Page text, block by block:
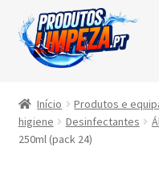
Produtos
Início
Produtos e
higiene
Desinfectantes
250ml (pack 24)